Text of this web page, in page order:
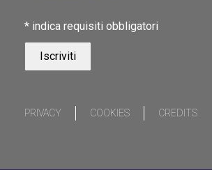
* indica requisiti obbligatori
PRIVACY COOKIES CREDITS